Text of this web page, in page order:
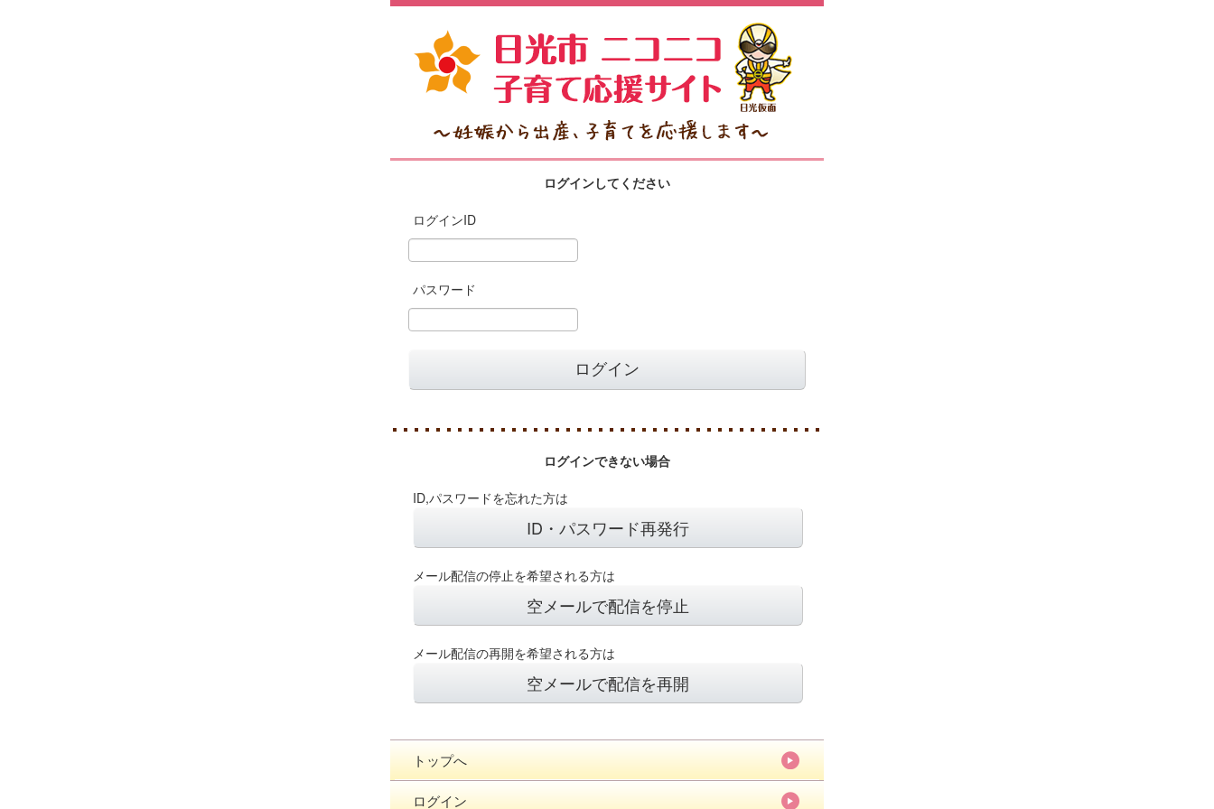
ログインしてください
ログインID
パスワード
ログインできない場合
ID,パスワードを忘れた方は
ID・パスワード再発行
メール配信の停止を希望される方は
空メールで配信を停止
メール配信の再開を希望される方は
空メールで配信を再開
トップへ
ログイン